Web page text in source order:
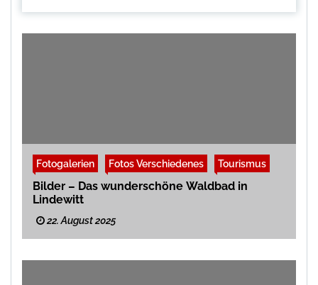
Fotogalerien Fotos Verschiedenes Tourismus
Bilder – Das wunderschöne Waldbad in
Lindewitt
22. August 2025